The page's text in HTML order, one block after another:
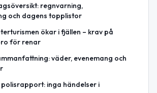
regnvarning,
och dagens topplistor
ökar i fjällen – krav på
för renar
väder, evenemang och
inga händelser i